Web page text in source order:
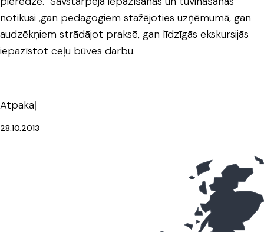
notikusi ,gan pedagogiem stažējoties uzņēmumā, gan
audzēkņiem strādājot praksē, gan līdzīgās ekskursijās
iepazīstot ceļu būves darbu.
Atpakaļ
28.10.2013